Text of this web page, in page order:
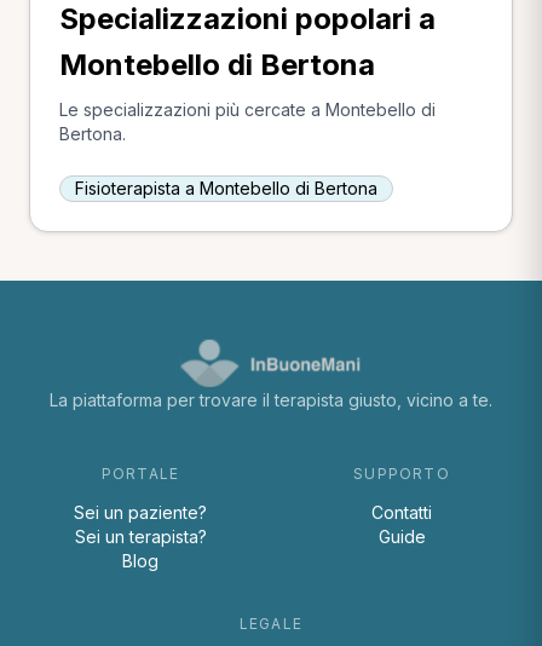
Specializzazioni popolari a
Montebello di Bertona
Le specializzazioni più cercate a Montebello di
Bertona.
Fisioterapista a Montebello di Bertona
La piattaforma per trovare il terapista giusto, vicino a te.
PORTALE
Sei un paziente?
Sei un terapista?
Blog
SUPPORTO
Contatti
Guide
LEGALE